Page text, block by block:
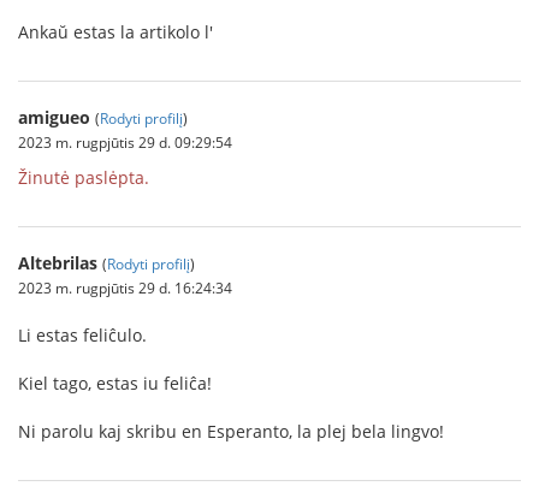
Ankaŭ estas la artikolo l'
amigueo (Rodyti profilį)
2023 m. rugpjūtis 29 d. 09:29:54
Žinutė paslėpta.
Altebrilas (Rodyti profilį)
2023 m. rugpjūtis 29 d. 16:24:34
Li estas feliĉulo.
Kiel tago, estas iu feliĉa!
Ni parolu kaj skribu en Esperanto, la plej bela lingvo!